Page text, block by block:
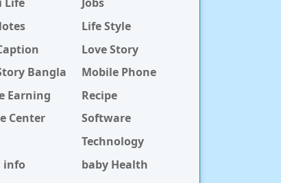
Life Style
Love Story
Bangla
Mobile Phone
Earning
Recipe
Center
Software
Technology
info
baby Health